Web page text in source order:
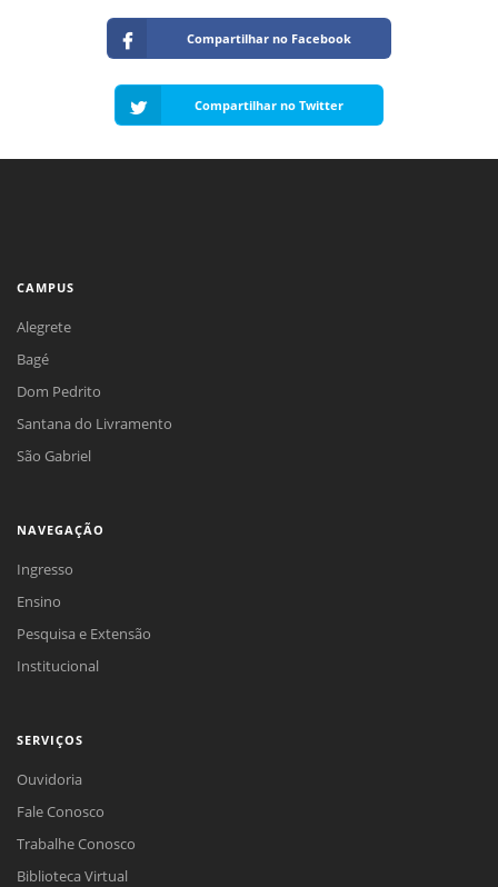
Compartilhar no Facebook
Compartilhar no Twitter
CAMPUS
Alegrete
Bagé
Dom Pedrito
Santana do Livramento
São Gabriel
NAVEGAÇÃO
Ingresso
Ensino
Pesquisa e Extensão
Institucional
SERVIÇOS
Ouvidoria
Fale Conosco
Trabalhe Conosco
Biblioteca Virtual